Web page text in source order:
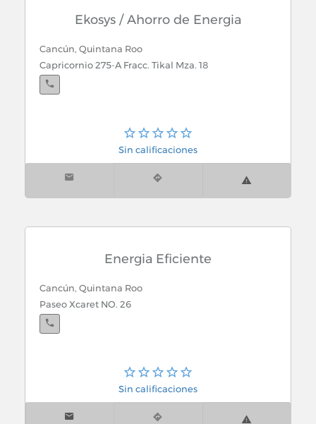
Ekosys / Ahorro de Energia
Cancún, Quintana Roo
Capricornio 275-A Fracc. Tikal Mza. 18
Sin calificaciones
Energia Eficiente
Cancún, Quintana Roo
Paseo Xcaret NO. 26
Sin calificaciones